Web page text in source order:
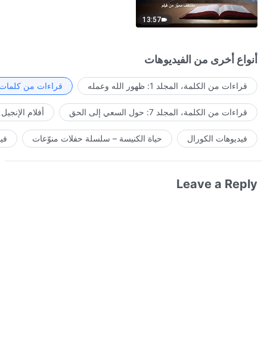
13:57
أنواع أخرى من الفيديوهات
قراءات من الكلمة، المجلد 1: ظهور الله وعمله قراءات من كلمات
قراءات من الكلمة، المجلد 7: حول السعي إلى الحق أفلام الإنجيل
فيديوهات الكورال حياة الكنيسة – سلسلة حفلات منوّعات
Leave a Reply